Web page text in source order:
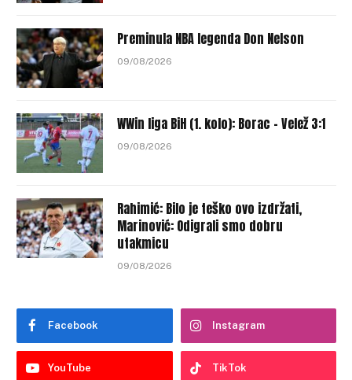
Preminula NBA legenda Don Nelson
09/08/2026
WWin liga BiH (1. kolo): Borac – Velež 3:1
09/08/2026
Rahimić: Bilo je teško ovo izdržati,
Marinović: Odigrali smo dobru
utakmicu
09/08/2026
Facebook Instagram
YouTube TikTok